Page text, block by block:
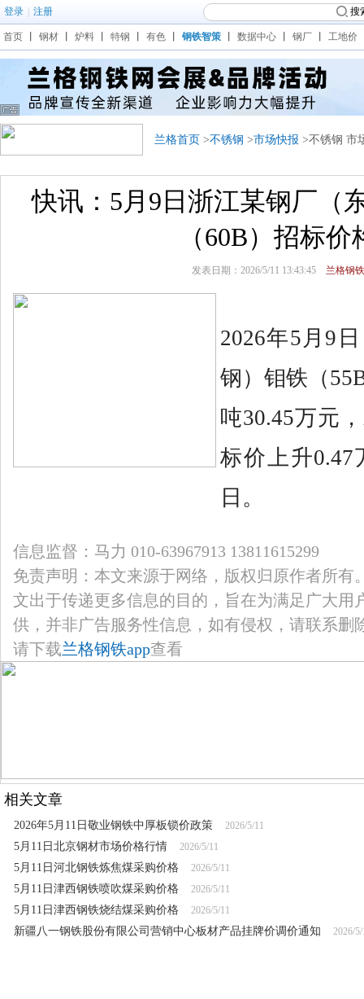
登录 注册 搜
首页 钢材 炉料 特钢 有色 钢铁智策 数据中心 钢厂 工地价
兰格首页 >不锈钢 >市场快报 >不锈钢 市
快讯：5月9日浙江某钢厂（
（60B）招标价
发表日期：2026/5/11 13:43:45 兰格钢铁
2026年5月9
钢）钼铁（
吨30.45万元
标价上升
日。
信息监督：马力 010-63967913 13811615299
免责声明：本文来源于网络，版权归原作者所有
文出于传递更多信息的目的，旨在为满足广大用
供，并非广告服务性信息，如有侵权，请联系删
请下载兰格钢铁app查看
相关文章
2026年5月11日敬业钢铁中厚板锁价政策 2026/5/11
5月11日北京钢材市场价格行情 2026/5/11
5月11日河北钢铁炼焦煤采购价格 2026/5/11
5月11日津西钢铁喷吹煤采购价格 2026/5/11
5月11日津西钢铁烧结煤采购价格 2026/5/11
新疆八一钢铁股份有限公司营销中心板材产品挂牌价调价通知 2026/